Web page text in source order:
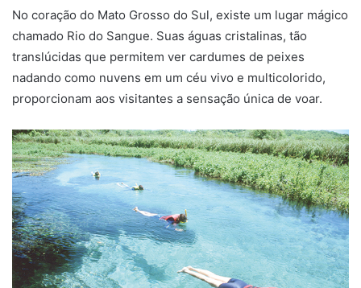
No coração do Mato Grosso do Sul, existe um lugar mágico
chamado Rio do Sangue. Suas águas cristalinas, tão
translúcidas que permitem ver cardumes de peixes
nadando como nuvens em um céu vivo e multicolorido,
proporcionam aos visitantes a sensação única de voar.